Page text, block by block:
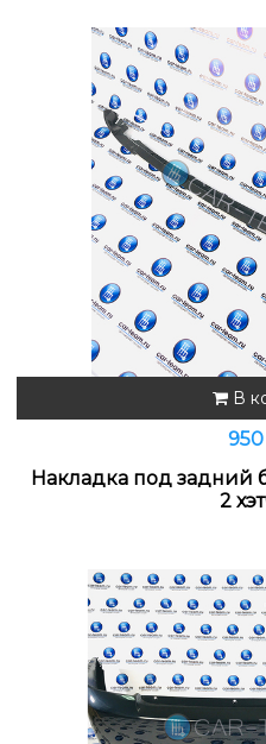
В
Накладка под задний
2